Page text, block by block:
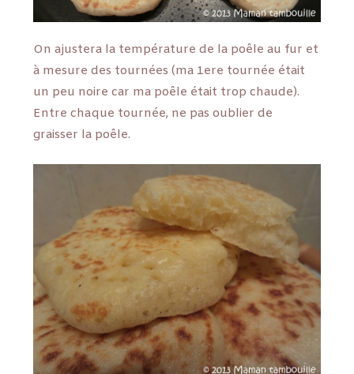
On ajustera la température de la poêle au fur et
à mesure des tournées (ma 1ere tournée était
un peu noire car ma poêle était trop chaude).
Entre chaque tournée, ne pas oublier de
graisser la poêle.